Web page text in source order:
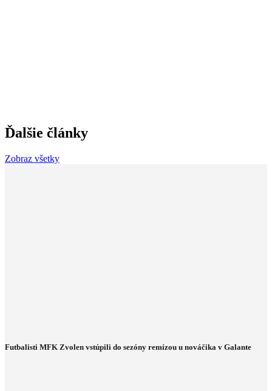
Ďalšie články
Zobraz všetky
Futbalisti MFK Zvolen vstúpili do sezóny remízou u nováčika v Galante